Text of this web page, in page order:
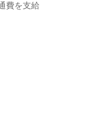
費を支給